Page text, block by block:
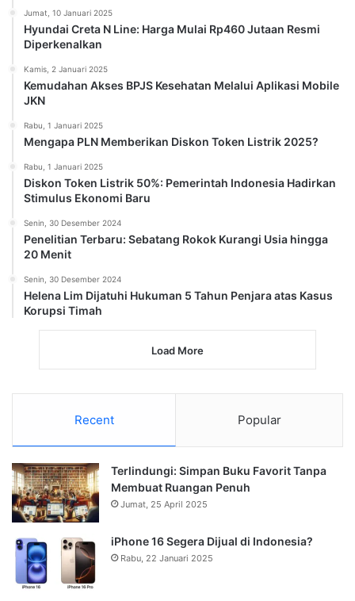
Jumat, 10 Januari 2025
Hyundai Creta N Line: Harga Mulai Rp460 Jutaan Resmi
Diperkenalkan
Kamis, 2 Januari 2025
Kemudahan Akses BPJS Kesehatan Melalui Aplikasi Mobile
JKN
Rabu, 1 Januari 2025
Mengapa PLN Memberikan Diskon Token Listrik 2025?
Rabu, 1 Januari 2025
Diskon Token Listrik 50%: Pemerintah Indonesia Hadirkan
Stimulus Ekonomi Baru
Senin, 30 Desember 2024
Penelitian Terbaru: Sebatang Rokok Kurangi Usia hingga
20 Menit
Senin, 30 Desember 2024
Helena Lim Dijatuhi Hukuman 5 Tahun Penjara atas Kasus
Korupsi Timah
Load More
Recent Popular
Terlindungi: Simpan Buku Favorit Tanpa
Membuat Ruangan Penuh
Jumat, 25 April 2025
iPhone 16 Segera Dijual di Indonesia?
Rabu, 22 Januari 2025